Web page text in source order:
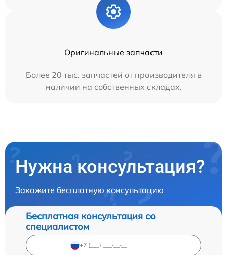
Оригинальные запчасти
Более 20 тыс. запчастей от производителя в
наличии на собственных складах.
Нужна консультация?
Закажите бесплатную консультацию
Бесплатная консультация со
специалистом